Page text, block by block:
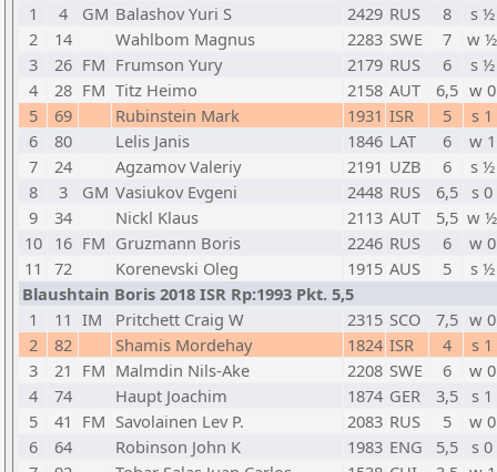
1
4 GM Balashov Yuri S 2429 RUS 8
s ½
2
14 Wahlbom Magnus 2283 SWE 7
w ½
3
26 FM Frumson Yury 2179 RUS 6
s ½
4
28 FM Titz Heimo 2158 AUT 6,5 w 0
5
69 Rubinstein Mark 1931 ISR 5
s 1
6
80 Lelis Janis 1846 LAT 6
w 1
7
24 Agzamov Valeriy 2191 UZB 6
s ½
8
3 GM Vasiukov Evgeni 2448 RUS 6,5
s 0
9
34 Nickl Klaus 2113 AUT 5,5 w ½
10 16 FM Gruzmann Boris 2246 RUS 6
w 0
11
72 Korenevski Oleg 1915 AUS 5
s ½
Blaushtain Boris 2018 ISR Rp:1993 Pkt. 5,5
1
11 IM Pritchett Craig W 2315 SCO 7,5 w 0
2
82 Shamis Mordehay 1824 ISR 4
s 1
3
21 FM Malmdin Nils-Ake 2208 SWE 6
w 0
4
74 Haupt Joachim 1874 GER 3,5
s 1
5
41 FM Savolainen Lev P. 2083 RUS 5
w 0
6
64 Robinson John K 1983 ENG 5,5
s 0